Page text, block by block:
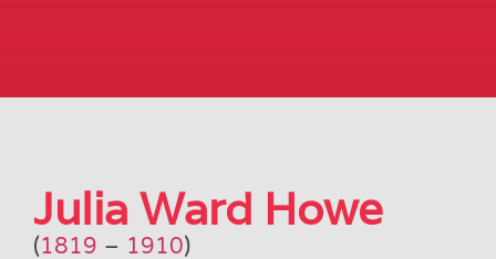
Julia Ward Howe
(1819 – 1910)